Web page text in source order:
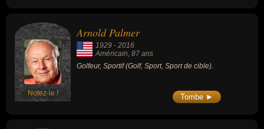
(1963).
Notez-le !
Arnold Palmer
1929 - 2016
Américain , 87 ans
Golfeur, Sportif (Golf, Sport, Sport de cible).
Tombe ►